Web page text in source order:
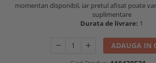
momentan disponibil, iar pretul afisat poate
suplimentare
Durata de livrare: 1
ADAUGA IN